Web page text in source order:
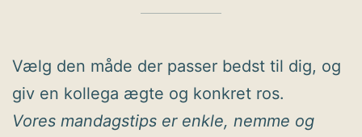
Vælg den måde der passer bedst til dig, og
giv en kollega ægte og konkret ros.
Vores mandagstips er enkle, nemme og